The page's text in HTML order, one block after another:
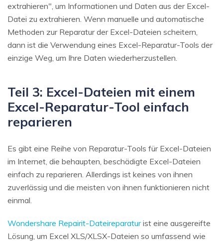
extrahieren", um Informationen und Daten aus der Excel-
Datei zu extrahieren. Wenn manuelle und automatische
Methoden zur Reparatur der Excel-Dateien scheitern,
dann ist die Verwendung eines Excel-Reparatur-Tools der
einzige Weg, um Ihre Daten wiederherzustellen.
Teil 3: Excel-Dateien mit einem
Excel-Reparatur-Tool einfach
reparieren
Es gibt eine Reihe von Reparatur-Tools für Excel-Dateien
im Internet, die behaupten, beschädigte Excel-Dateien
einfach zu reparieren. Allerdings ist keines von ihnen
zuverlässig und die meisten von ihnen funktionieren nicht
einmal.
Wondershare Repairit-Dateireparaturist eine ausgereifte
Lösung, um Excel XLS/XLSX-Dateien so umfassend wie